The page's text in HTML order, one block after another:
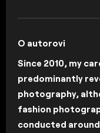
O autorovi
Since 2010, my
predominantly
photography,
fashion
conducted